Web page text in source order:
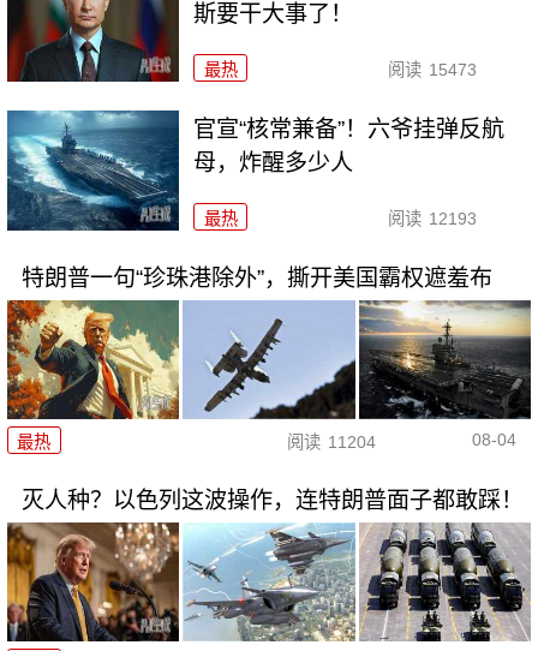
斯要干大事了！
最热 阅读 15473
官宣“核常兼备”！六爷挂弹反航
母，炸醒多少人
最热 阅读 12193
特朗普一句“珍珠港除外”，撕开美国霸权遮羞布
最热 阅读 11204 08-04
灭人种？以色列这波操作，连特朗普面子都敢踩！